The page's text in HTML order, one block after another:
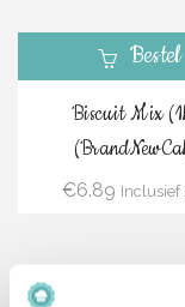
Bestel
Biscuit Mix
€6.89 Inclusief